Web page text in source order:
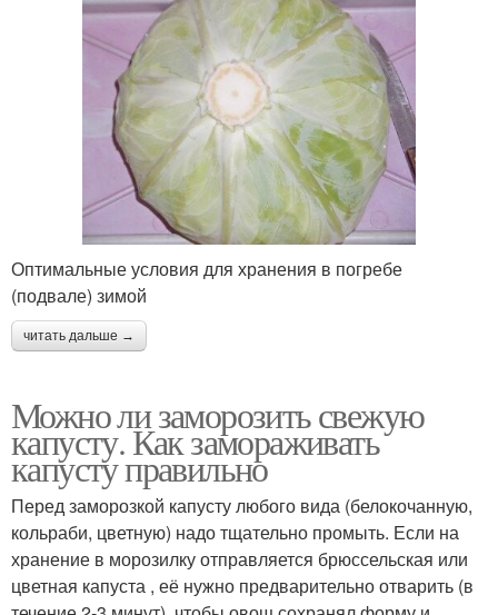
Оптимальные условия для хранения в погребе
(подвале) зимой
читать дальше →
Можно ли заморозить свежую
капусту. Как замораживать
капусту правильно
Перед заморозкой капусту любого вида (белокочанную,
кольраби, цветную) надо тщательно промыть. Если на
хранение в морозилку отправляется брюссельская или
цветная капуста , её нужно предварительно отварить (в